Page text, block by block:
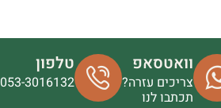
וואטסאפ
צריכים עזרה?
תכתבו לנו
טלפון
053-3016132